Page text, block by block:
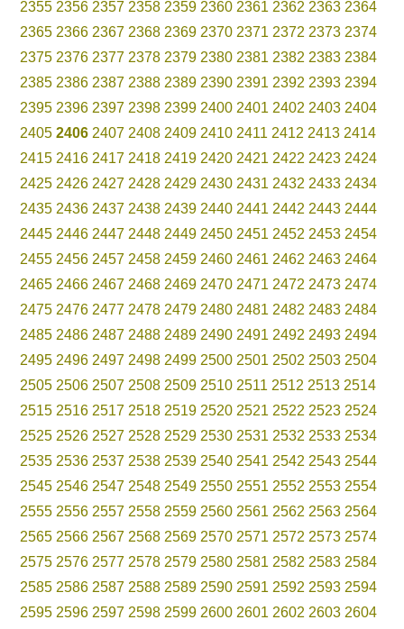
2355 2356 2357 2358 2359 2360 2361 2362 2363 2364
2365 2366 2367 2368 2369 2370 2371 2372 2373 2374
2375 2376 2377 2378 2379 2380 2381 2382 2383 2384
2385 2386 2387 2388 2389 2390 2391 2392 2393 2394
2395 2396 2397 2398 2399 2400 2401 2402 2403 2404
2405 2406 2407 2408 2409 2410 2411 2412 2413 2414
2415 2416 2417 2418 2419 2420 2421 2422 2423 2424
2425 2426 2427 2428 2429 2430 2431 2432 2433 2434
2435 2436 2437 2438 2439 2440 2441 2442 2443 2444
2445 2446 2447 2448 2449 2450 2451 2452 2453 2454
2455 2456 2457 2458 2459 2460 2461 2462 2463 2464
2465 2466 2467 2468 2469 2470 2471 2472 2473 2474
2475 2476 2477 2478 2479 2480 2481 2482 2483 2484
2485 2486 2487 2488 2489 2490 2491 2492 2493 2494
2495 2496 2497 2498 2499 2500 2501 2502 2503 2504
2505 2506 2507 2508 2509 2510 2511 2512 2513 2514
2515 2516 2517 2518 2519 2520 2521 2522 2523 2524
2525 2526 2527 2528 2529 2530 2531 2532 2533 2534
2535 2536 2537 2538 2539 2540 2541 2542 2543 2544
2545 2546 2547 2548 2549 2550 2551 2552 2553 2554
2555 2556 2557 2558 2559 2560 2561 2562 2563 2564
2565 2566 2567 2568 2569 2570 2571 2572 2573 2574
2575 2576 2577 2578 2579 2580 2581 2582 2583 2584
2585 2586 2587 2588 2589 2590 2591 2592 2593 2594
2595 2596 2597 2598 2599 2600 2601 2602 2603 2604